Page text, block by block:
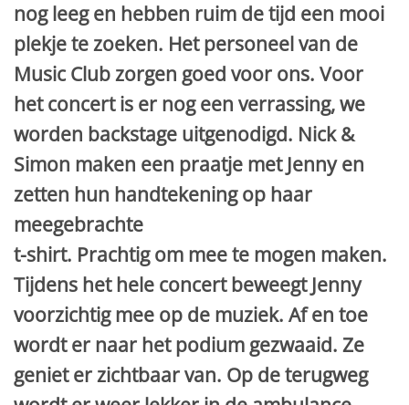
nog leeg en hebben ruim de tijd een mooi
plekje te zoeken. Het personeel van de
Music Club zorgen goed voor ons. Voor
het concert is er nog een verrassing, we
worden backstage uitgenodigd. Nick &
Simon maken een praatje met Jenny en
zetten hun handtekening op haar
meegebrachte
t-shirt. Prachtig om mee te mogen maken.
Tijdens het hele concert beweegt Jenny
voorzichtig mee op de muziek. Af en toe
wordt er naar het podium gezwaaid. Ze
geniet er zichtbaar van. Op de terugweg